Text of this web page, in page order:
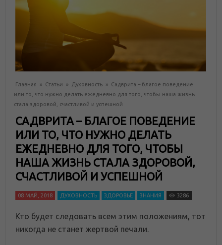
Главная » Статьи » Духовность » Садврита – благое поведение
или то, что нужно делать ежедневно для того, чтобы наша жизнь
стала здоровой, счастливой и успешной
САДВРИТА – БЛАГОЕ ПОВЕДЕНИЕ
ИЛИ ТО, ЧТО НУЖНО ДЕЛАТЬ
ЕЖЕДНЕВНО ДЛЯ ТОГО, ЧТОБЫ
НАША ЖИЗНЬ СТАЛА ЗДОРОВОЙ,
СЧАСТЛИВОЙ И УСПЕШНОЙ
08 МАЙ, 2018 ДУХОВНОСТЬ ЗДОРОВЬЕ ЗНАНИЯ 3286
Кто будет следовать всем этим положениям, тот
никогда не станет жертвой печали.